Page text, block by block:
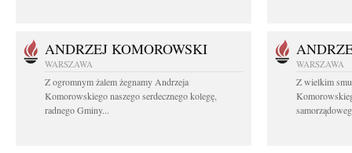
ANDRZEJ KOMOROWSKI
WARSZAWA
Z ogromnym żalem żegnamy Andrzeja
Komorowskiego naszego serdecznego kolegę,
radnego Gminy...
WARSZAWA
Z wielkim